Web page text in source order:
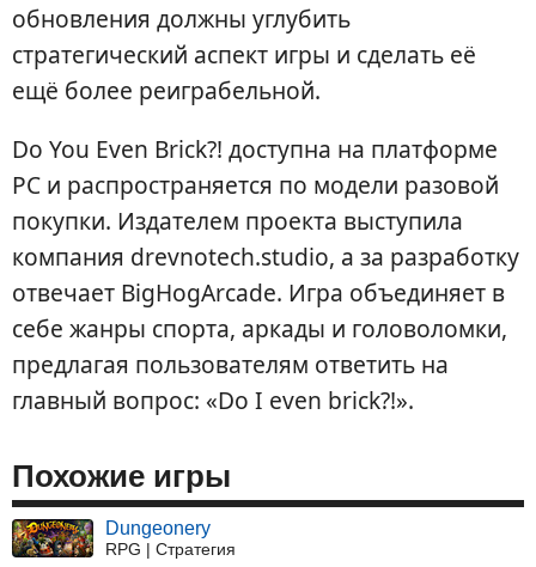
обновления должны углубить
стратегический аспект игры и сделать её
ещё более реиграбельной.
Do You Even Brick?! доступна на платформе
PC и распространяется по модели разовой
покупки. Издателем проекта выступила
компания drevnotech.studio, а за разработку
отвечает BigHogArcade. Игра объединяет в
себе жанры спорта, аркады и головоломки,
предлагая пользователям ответить на
главный вопрос: «Do I even brick?!».
Похожие игры
Dungeonery
RPG | Стратегия